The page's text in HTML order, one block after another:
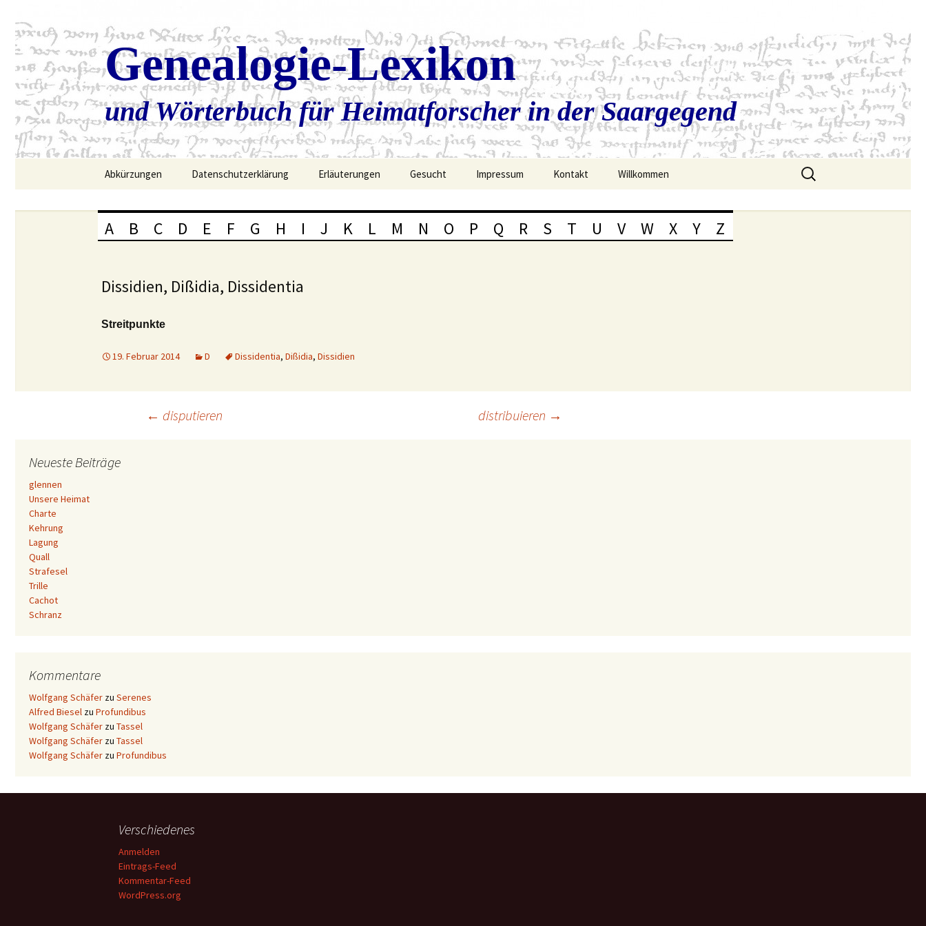
Genealogie-Lexikon
und Wörterbuch für Heimatforscher in der Saargegend
Abkürzungen Datenschutzerklärung Erläuterungen Gesucht Impressum Kontakt Willkommen
Suchen
nach:
A B C D E F G H I J K L M N O P Q R S T U V W X Y Z
Dissidien, Dißidia, Dissidentia
Streitpunkte
19. Februar 2014 D Dissidentia, Dißidia, Dissidien
Beitrags-
Navigation
← disputieren distribuieren →
Neueste Beiträge
glennen
Unsere Heimat
Charte
Kehrung
Lagung
Quall
Strafesel
Trille
Cachot
Schranz
Kommentare
Wolfgang Schäfer zu Serenes
Alfred Biesel zu Profundibus
Wolfgang Schäfer zu Tassel
Wolfgang Schäfer zu Tassel
Wolfgang Schäfer zu Profundibus
Verschiedenes
Anmelden
Eintrags-Feed
Kommentar-Feed
WordPress.org